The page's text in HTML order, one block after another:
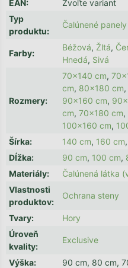
EAN:
Zvoľte variant
Typ
produktu:
Čalúnené panely
Farby:
Béžová, Žltá,
Hnedá, Sivá
Rozmery:
70x140 cm,
cm, 80x180 cm,
90x160 cm,
cm, 70x180 cm,
100x160 cm,
Šírka: 140 cm, 160 cm,
Dĺžka: 90 cm, 100 cm,
Materiály:
Čalúnená látka
Vlastnosti
produktov:
Ochrana steny
Tvary:
Hory
Úroveň
kvality:
Exclusive
Výška:
90 cm, 80 cm,